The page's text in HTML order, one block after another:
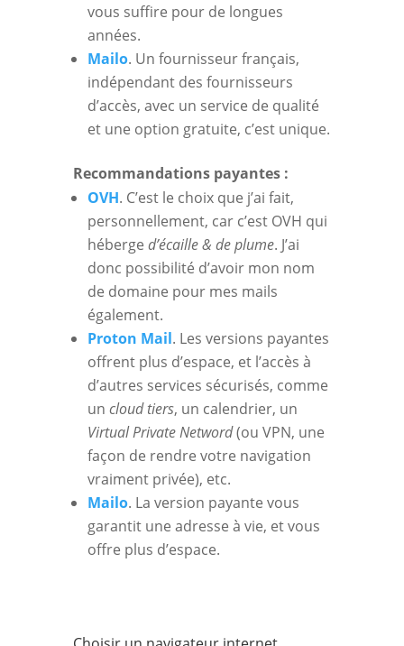
vous suffire pour de longues
années.
Mailo. Un fournisseur français,
indépendant des fournisseurs
d’accès, avec un service de qualité
et une option gratuite, c’est unique.
Recommandations payantes :
OVH. C’est le choix que j’ai fait,
personnellement, car c’est OVH qui
héberge d’écaille & de plume. J’ai
donc possibilité d’avoir mon nom
de domaine pour mes mails
également.
Proton Mail. Les versions payantes
offrent plus d’espace, et l’accès à
d’autres services sécurisés, comme
un cloud tiers, un calendrier, un
Virtual Private Netword(ou VPN, une
façon de rendre votre navigation
vraiment privée), etc.
Mailo. La version payante vous
garantit une adresse à vie, et vous
offre plus d’espace.